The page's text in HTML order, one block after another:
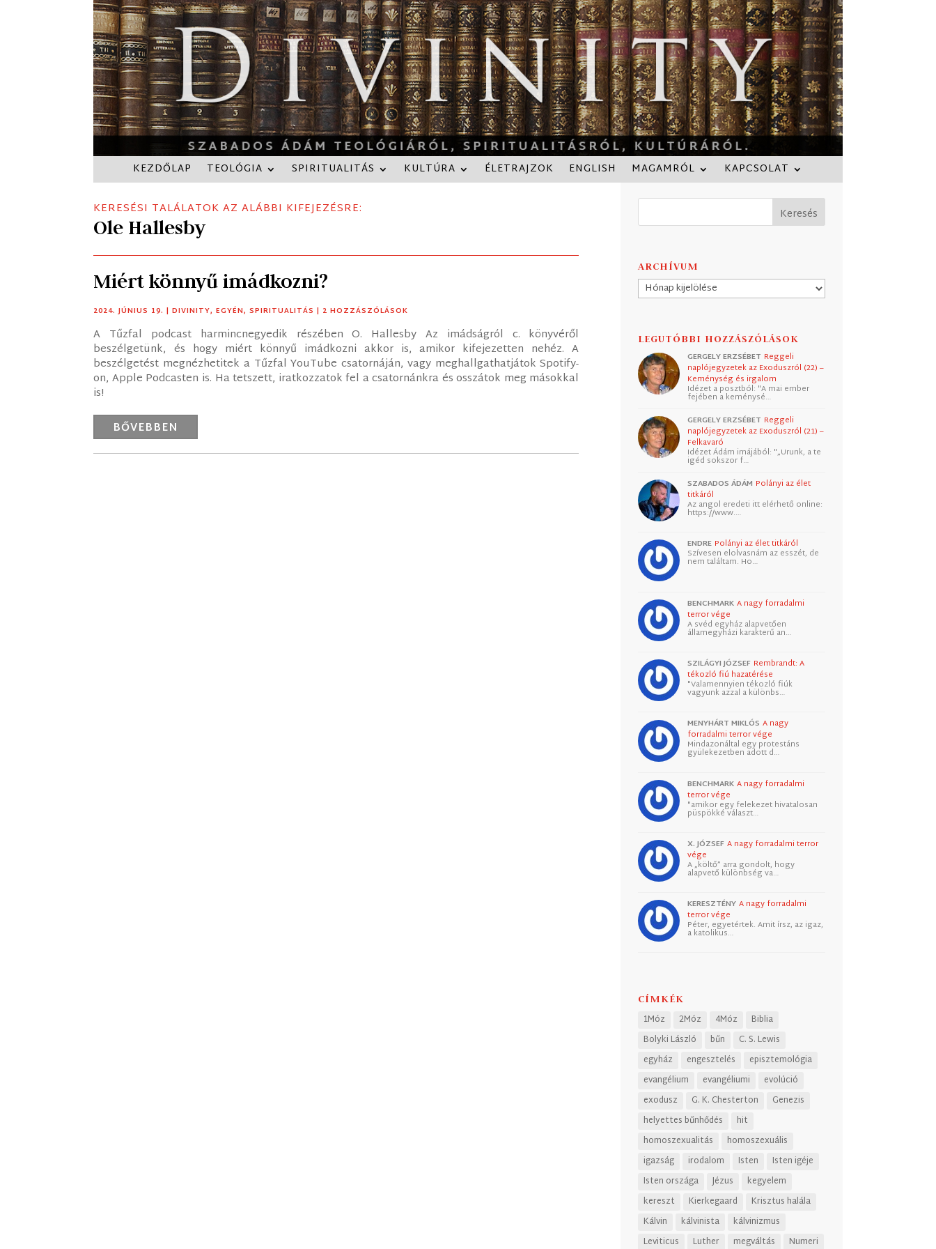
KEZDŐLAP TEOLÓGIA SPIRITUALITÁS KULTÚRA ÉLETRAJZOK ENGLISH MAGAMRÓL KAPCSOLAT
KERESÉSI TALÁLATOK AZ ALÁBBI KIFEJEZÉSRE:
Ole Hallesby
Miért könnyű imádkozni?
2024. JÚNIUS 19. |DIVINITY,EGYÉN,SPIRITUALITÁS | 2 HOZZÁSZÓLÁSOK
A Tűzfal podcast harmincnegyedik részében O. Hallesby Az imádságról c. könyvéről
beszélgetünk, és hogy miért könnyű imádkozni akkor is, amikor kifejezetten nehéz. A
beszélgetést megnézhetitek a Tűzfal YouTube csatornáján, vagy meghallgathatjátok Spotify-
on, Apple Podcasten is. Ha tetszett, iratkozzatok fel a csatornánkra és osszátok meg másokkal
is!
BŐVEBBEN
ARCHÍVUM
Archívum
LEGUTÓBBI HOZZÁSZÓLÁSOK
GERGELY ERZSÉBET Reggeli
naplójegyzetek az Exoduszról (22) –
Keménység és irgalom
Idézet a posztból: "A mai ember
fejében a keménysé…
GERGELY ERZSÉBET Reggeli
naplójegyzetek az Exoduszról (21) –
Felkavaró
Idézet Ádám imájából: "„Urunk, a te
igéd sokszor f…
SZABADOS ÁDÁM Polányi az élet
titkáról
Az angol eredeti itt elérhető online:
https://www.…
ENDRE Polányi az élet titkáról
Szívesen elolvasnám az esszét, de
nem találtam. Ho…
BENCHMARK A nagy forradalmi
terror vége
A svéd egyház alapvetően
államegyházi karakterű an…
SZILÁGYI JÓZSEF Rembrandt: A
tékozló fiú hazatérése
"Valamennyien tékozló fiúk
vagyunk azzal a különbs…
MENYHÁRT MIKLÓS A nagy
forradalmi terror vége
Mindazonáltal egy protestáns
gyülekezetben adott d…
BENCHMARK A nagy forradalmi
terror vége
"amikor egy felekezet hivatalosan
püspökké választ…
X. JÓZSEF A nagy forradalmi terror
vége
A „költő” arra gondolt, hogy
alapvető különbség va…
KERESZTÉNY A nagy forradalmi
terror vége
Péter, egyetértek. Amit írsz, az igaz,
a katolikus…
CÍMKÉK
1Móz 2Móz 4Móz
Biblia
Bolyki László
bűn
C. S. Lewis
egyház
engesztelés
episztemológia
evangélium
evangéliumi
evolúció
exodusz
G. K. Chesterton
Genezis
helyettes bűnhődés
hit
homoszexualitás
homoszexuális
igazság
irodalom Isten
Isten igéje
Isten országa
Jézus
kegyelem
kereszt
Kierkegaard
Krisztus halála
Kálvin
kálvinista
kálvinizmus
Leviticus
Luther megváltás Numeri